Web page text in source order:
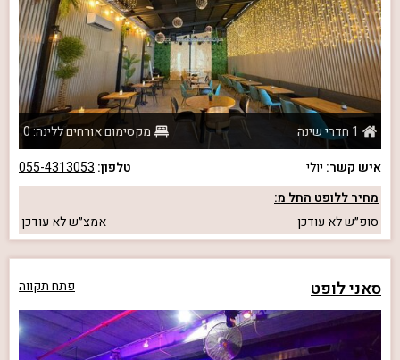
1 חדרי שינה
מקסימום אורחים ללינה: 0
איש קשר: יולי טלפון: 055-4313053
מחיר ללופט החל מ:
סופ״שלא עודכן אמצ״שלא עודכן
סאני לופט פתח תקווה